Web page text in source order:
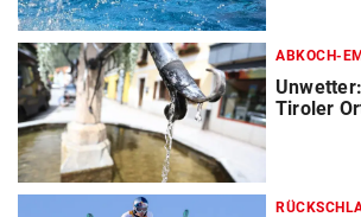
ABKOCH-
Tiroler